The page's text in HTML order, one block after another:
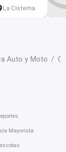
La Cisterna
Auto y Moto
Mayorista